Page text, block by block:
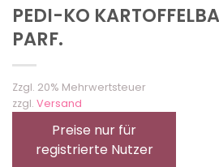
PEDI-KO
PARF.
Zzgl. 20% Mehrwertsteuer
zzgl. Versand
Preise nur für
registrierte Nutzer